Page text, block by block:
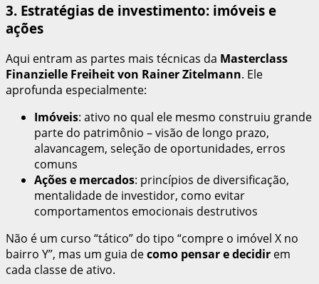
3. Estratégias de investimento: imóveis e
ações
Aqui entram as partes mais técnicas da Masterclass
Finanzielle Freiheit von Rainer Zitelmann. Ele
aprofunda especialmente:
Imóveis: ativo no qual ele mesmo construiu grande
parte do patrimônio – visão de longo prazo,
alavancagem, seleção de oportunidades, erros
comuns
Ações e mercados: princípios de diversificação,
mentalidade de investidor, como evitar
comportamentos emocionais destrutivos
Não é um curso “tático” do tipo “compre o imóvel X no
bairro Y”, mas um guia decomo pensar e decidir em
cada classe de ativo.